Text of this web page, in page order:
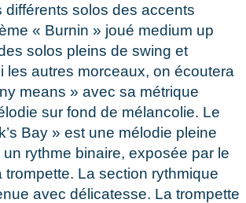
différents solos des accents
« Burnin » joué medium up
solos pleins de swing et
les autres morceaux, on écoutera
means » avec sa métrique
sur fond de mélancolie. Le
Bay » est une mélodie pleine
un rythme binaire, exposée par le
La section rythmique
avec délicatesse. La trompette